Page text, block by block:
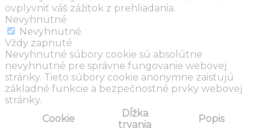
ovplyvniť váš zážitok z prehliadania.
Nevyhnutné
Nevyhnutné
Vždy zapnuté
Nevyhnutné súbory cookie sú absolútne
nevyhnutné pre správne fungovanie webovej
stránky. Tieto súbory cookie anonymne zaisťujú
základné funkcie a bezpečnostné prvky webovej
stránky.
Cookie
Dĺžka
trvania
Popis